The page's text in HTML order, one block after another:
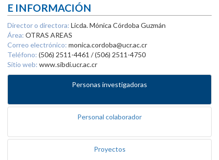
E INFORMACIÓN
Director o directora: Licda. Mónica Córdoba Guzmán
Área: OTRAS AREAS
Correo electrónico: monica.cordoba@ucr.ac.cr
Teléfono: (506) 2511-4461 / (506) 2511-4750
Sitio web: www.sibdi.ucr.ac.cr
Personas investigadoras
Personal colaborador
Proyectos